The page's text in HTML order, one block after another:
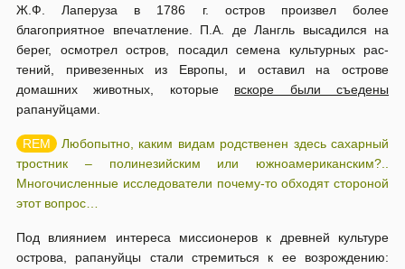
Ж.Ф. Лаперуза в 1786 г. остров произвел более
благоприятное впечатление. П.А. де Лангль высадился на
берег, осмотрел остров, посадил семена культурных рас­
тений, привезенных из Европы, и оставил на острове
домашних животных, которые вскоре были съедены
рапануйцами.
Любопытно, каким видам родственен здесь сахарный
тростник – полинезийским или южноамериканским?..
Многочисленные исследователи почему-то обходят стороной
этот вопрос…
Под влиянием интереса миссионеров к древней культуре
острова, рапануйцы стали стремиться к ее возрождению: